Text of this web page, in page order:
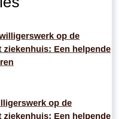
op de
Een helpende
op de
Een helpende